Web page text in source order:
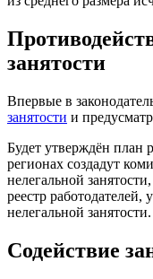
занятости
Впервые в
занятости и
Будет утверждён план
регионах создадут
нелегальной
реестр
нелегальной занятости.
Содействие